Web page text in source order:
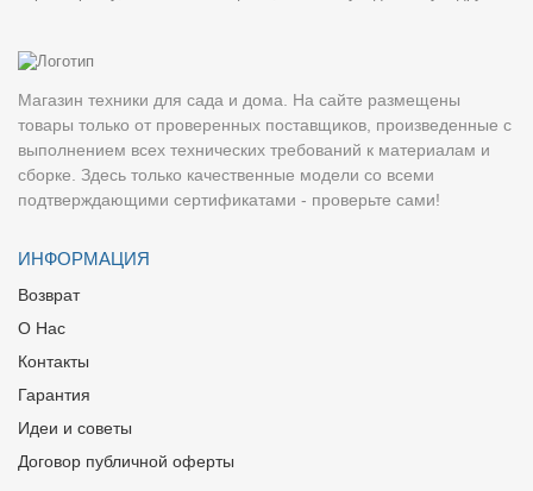
Магазин техники для сада и дома. На сайте размещены
товары только от проверенных поставщиков, произведенные с
выполнением всех технических требований к материалам и
сборке. Здесь только качественные модели со всеми
подтверждающими сертификатами - проверьте сами!
ИНФОРМАЦИЯ
Возврат
О Нас
Контакты
Гарантия
Идеи и советы
Договор публичной оферты